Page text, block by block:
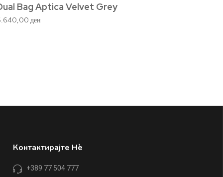
Bag Aptica Velvet Grey
ден
Контактирајте Нè
+389 77 504 777